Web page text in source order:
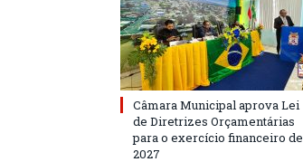
Câmara Municipal aprova Lei
de Diretrizes Orçamentárias
para o exercício financeiro de
2027